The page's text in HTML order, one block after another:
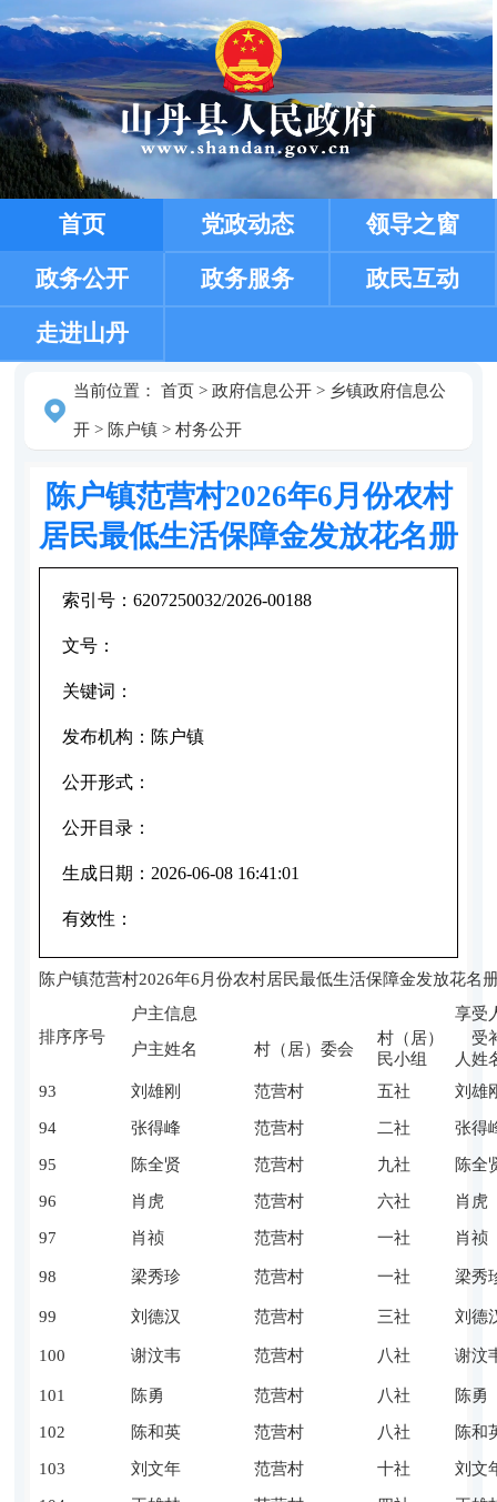
首页 党政动态 领导之窗
政务公开 政务服务 政民互动
走进山丹
当前位置： 首页> 政府信息公开> 乡镇政府信息公
开> 陈户镇> 村务公开
陈户镇范营村2026年6月份农村
居民最低生活保障金发放花名册
索引号： 6207250032/2026-00188
文号：
关键词：
发布机构： 陈户镇
公开形式：
公开目录：
生成日期： 2026-06-08 16:41:01
有效性：
陈户镇范营村2026年6月份农村居民最低生活保障金发放花名
排序序号
户主信息
享受
户主姓名
村（居）委会
村（居）
民小组
受
人姓
93
刘雄刚 范营村 五社 刘雄
94 张得峰 范营村 二社 张得
95 陈全贤 范营村 九社 陈全
96 肖虎 范营村 六社 肖虎
97 肖祯 范营村 一社 肖祯
98 梁秀珍 范营村 一社 梁秀
99 刘德汉 范营村 三社 刘德
100 谢汶韦 范营村 八社 谢汶
101 陈勇 范营村 八社 陈勇
102 陈和英 范营村 八社 陈和
103 刘文年 范营村 十社 刘文